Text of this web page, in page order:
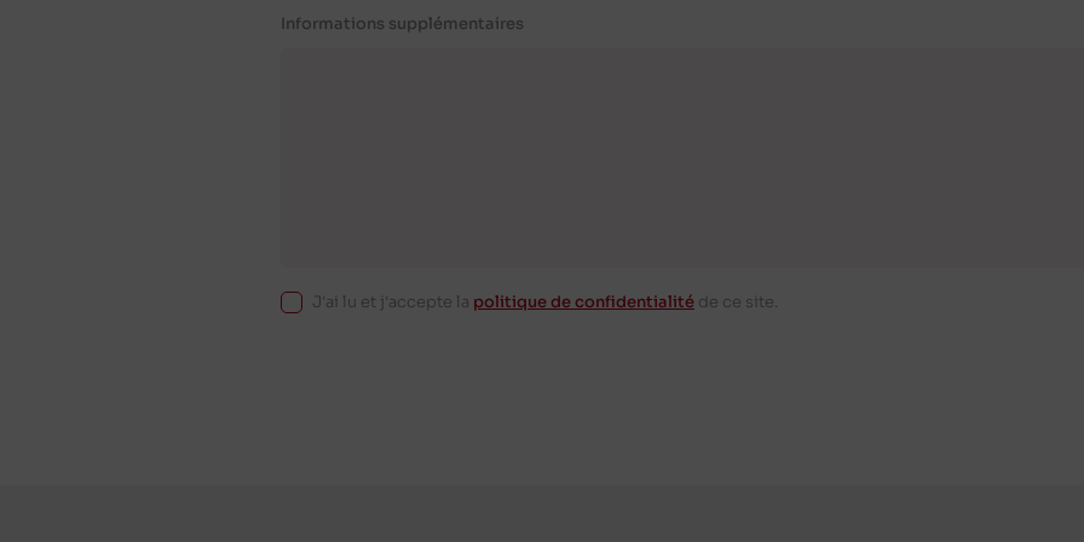
Informations supplémentaires
J'ai lu et j'accepte la politique de confidentialité de ce site.